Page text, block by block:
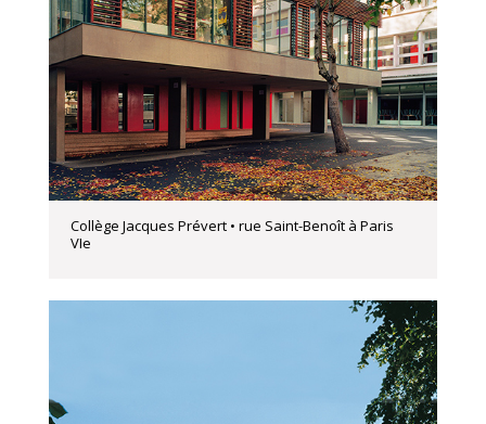
Collège Jacques Prévert • rue Saint-Benoît à Paris
VIe